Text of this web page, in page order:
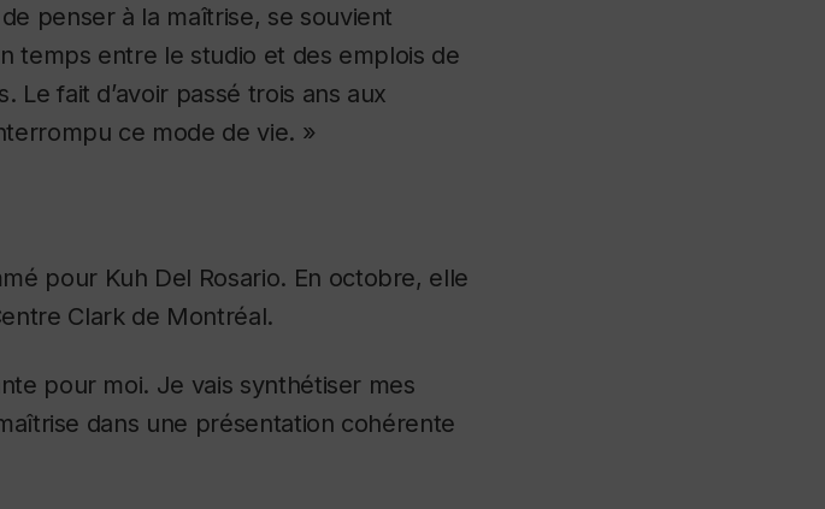
penser à la maîtrise, se souvient
temps entre le studio et des emplois de
fait d’avoir passé trois ans aux
ce mode de vie. »
pour Kuh Del Rosario. En octobre, elle
Clark de Montréal.
pour moi. Je vais synthétiser mes
dans une présentation cohérente